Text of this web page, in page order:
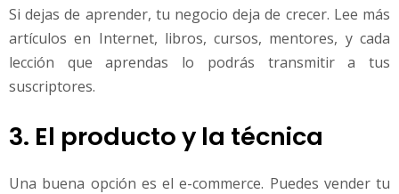
Si dejas de aprender, tu negocio deja de crecer. Lee más
artículos en Internet, libros, cursos, mentores, y cada
lección que aprendas lo podrás transmitir a tus
suscriptores.
3. El producto y la técnica
Una buena opción es el e-commerce. Puedes vender tu